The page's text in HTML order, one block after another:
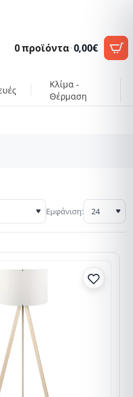
0 προϊόντα·0,00€
Κλίμα -
Θέρμαση
Εμφάνιση: